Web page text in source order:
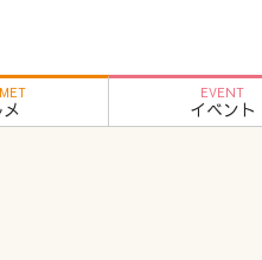
EVENT
イベント